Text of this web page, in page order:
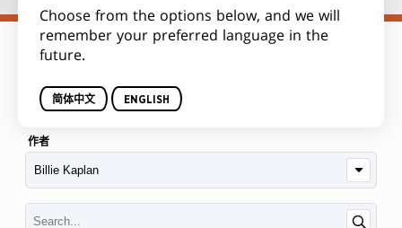
作者
Choose from the options below, and we will
remember your preferred language in the
future.
简体中文 ENGLISH